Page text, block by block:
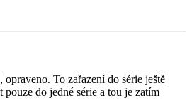
To zařazení do série ještě
pouze do jedné série a tou je zatím